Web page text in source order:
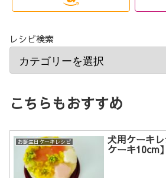
レシピ検索
こちらもおすすめ
お誕生日ケーキレシピ 犬用ケーキ
ケーキ10cm】